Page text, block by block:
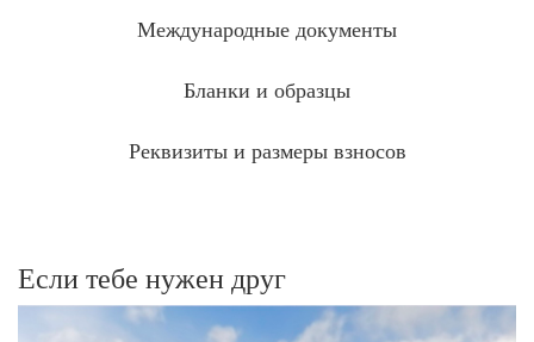
Международные документы
Бланки и образцы
Реквизиты и размеры взносов
Если тебе нужен друг